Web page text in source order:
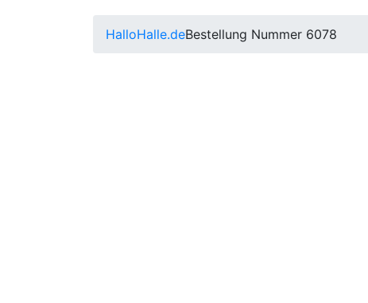
HalloHalle.deBestellung Nummer 6078